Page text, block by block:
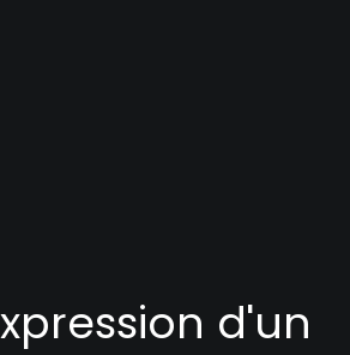
d'un